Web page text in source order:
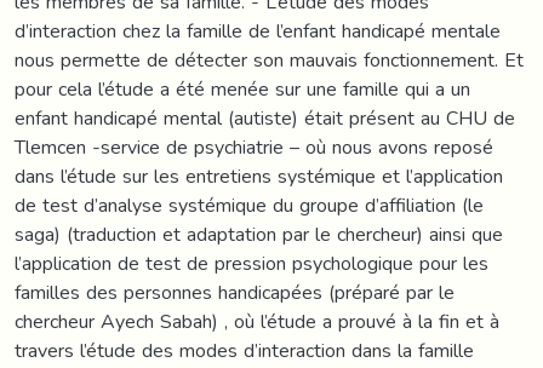
d’interaction chez la famille de l’enfant handicapé mentale
nous permette de détecter son mauvais fonctionnement. Et
pour cela l’étude a été menée sur une famille qui a un
enfant handicapé mental (autiste) était présent au CHU de
Tlemcen -service de psychiatrie – où nous avons reposé
dans l’étude sur les entretiens systémique et l’application
de test d’analyse systémique du groupe d’affiliation (le
saga) (traduction et adaptation par le chercheur) ainsi que
l’application de test de pression psychologique pour les
familles des personnes handicapées (préparé par le
chercheur Ayech Sabah) , où l’étude a prouvé à la fin et à
travers l’étude des modes d’interaction dans la famille